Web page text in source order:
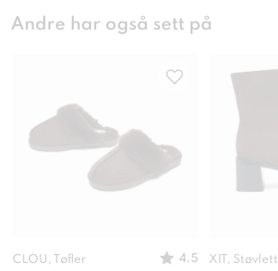
Andre har også sett på
CLOU, Tøfler
4.5
XIT, Støvlett